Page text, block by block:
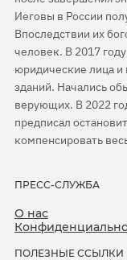
Иеговы в России
Впоследствии их
человек. В 2017
юридические лица
зданий. Начались
верующих. В 2022
предписал
компенсировать
ПРЕСС-СЛУЖБА
О нас
ПОЛЕЗНЫЕ ССЫЛКИ